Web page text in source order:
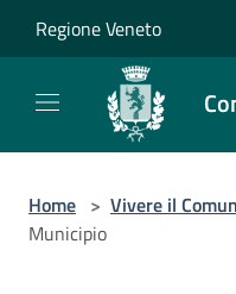
Regione Veneto
Home > Vivere il
Municipio